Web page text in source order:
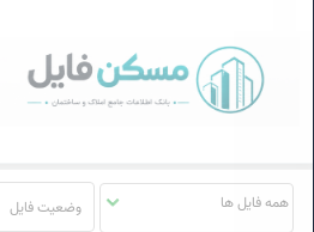
مسکن فایل |
منوی
مسکن
وضعیت فایل